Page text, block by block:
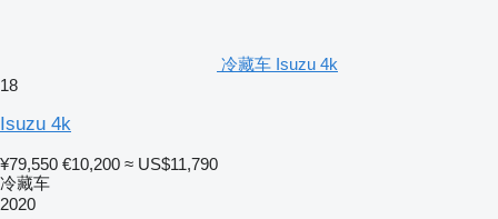
冷藏车 Isuzu 4k
18
Isuzu 4k
¥79,550 €10,200 ≈ US$11,790
冷藏车
2020